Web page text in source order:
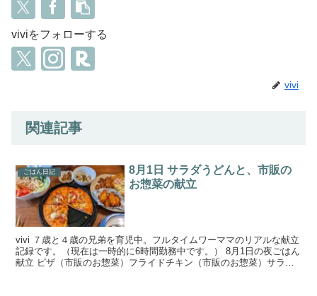
viviをフォローする
vivi
関連記事
ごはん日記
8月1日 サラダうどんと、市販の
お惣菜の献立
vivi ７歳と４歳の兄弟を育児中。フルタイムワーママのリアルな献立
記録です。（現在は一時的に6時間勤務中です。） 8月1日の夜ごはん
献立 ピザ（市販のお惣菜）フライドチキン（市販のお惣菜）サラダ